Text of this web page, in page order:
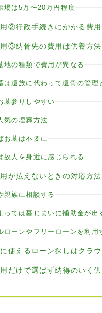
場は5万〜20万円程度
②行政手続きにかかる費
③納骨先の費用は供養方
地の種類で費用が異なる
は遺族に代わって遺骨の管理
墓参りしやすい
気の埋葬方法
お墓は不要に
故人を身近に感じられる
が払えないときの対応方法
親族に相談する
っては墓じまいに補助金が出
ローンやフリーローンを利用
使えるローン探しはクラ
だけで選ばず納得のいく